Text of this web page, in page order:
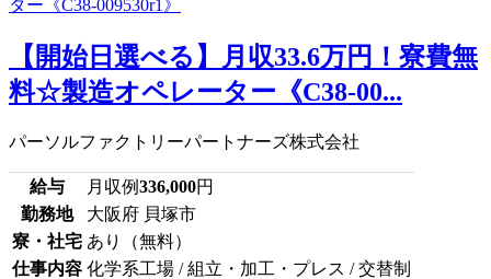
【開始日選べる】月収33.6万円！寮費無
料☆製造オペレーター《C38-00...
パーソルファクトリーパートナーズ株式会社
給与 月収例336,000円
勤務地
大阪府 貝塚市
寮・社宅 あり（無料）
仕事内容 化学系工場 / 組立・加工・プレス / 交替制